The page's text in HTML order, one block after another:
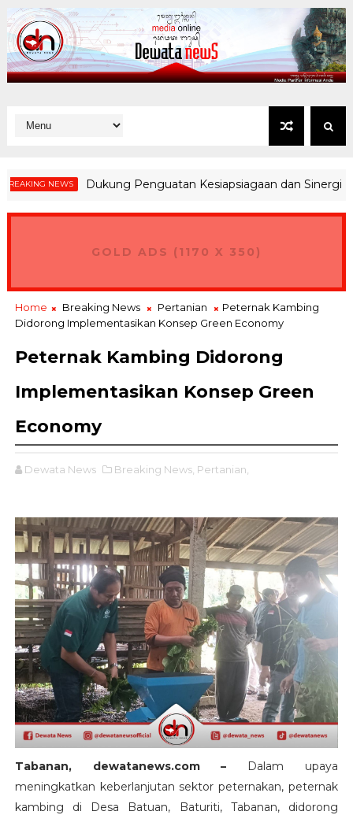
NEWS Dukung Penguatan Kesiapsiagaan dan Sinergi
GOLD ADS (1170 X 350)
Home Breaking News Pertanian
Peternak Kambing
Didorong Implementasikan Konsep Green Economy
Peternak Kambing Didorong
Implementasikan Konsep Green
Economy
Dewata News Breaking News, Pertanian,
Tabanan, dewatanews.com – Dalam upaya
meningkatkan keberlanjutan sektor peternakan, peternak
kambing di Desa Batuan, Baturiti, Tabanan, didorong